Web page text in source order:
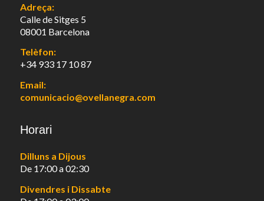
Adreça:
Calle de Sitges 5
08001 Barcelona
Telèfon:
+34 933 17 10 87
Email:
comunicacio@ovellanegra.com
Horari
Dilluns a Dijous
De 17:00 a 02:30
Divendres i Dissabte